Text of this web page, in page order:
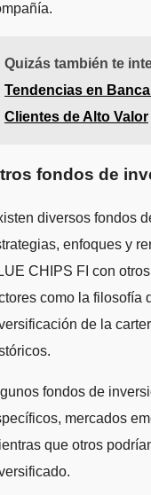
Quizás también te
Tendencias en
Clientes de Alto Valor
fondos de
diversos fondos
enfoques y
CHIPS FI con
como la filosofía
de la
fondos de
mercados
que otros